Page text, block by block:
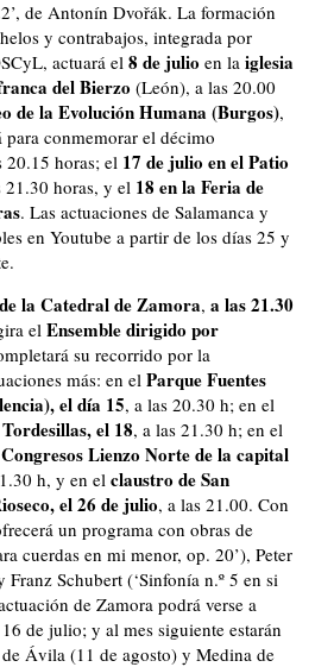
de Antonín Dvořák. La formación
y contrabajos, integrada por
actuará el 8 de julio en la iglesia
del Bierzo (León), a las 20.00
de la Evolución Humana (Burgos),
conmemorar el décimo
20.15 horas; el 17 de julio en el Patio
21.30 horas, y el 18 en la Feria de
. Las actuaciones de Salamanca y
en Youtube a partir de los días 25 y
la Catedral de Zamora, a las 21.30
el Ensemble dirigido por
su recorrido por la
más: en el Parque Fuentes
el día 15, a las 20.30 h; en el
el 18, a las 21.30 h; en el
Lienzo Norte de la capital
h, y en el claustro de San
el 26 de julio, a las 21.00. Con
un programa con obras de
cuerdas en mi menor, op. 20’), Peter
Schubert (‘Sinfonía n.º 5 en si
de Zamora podrá verse a
de julio; y al mes siguiente estarán
Ávila (11 de agosto) y Medina de